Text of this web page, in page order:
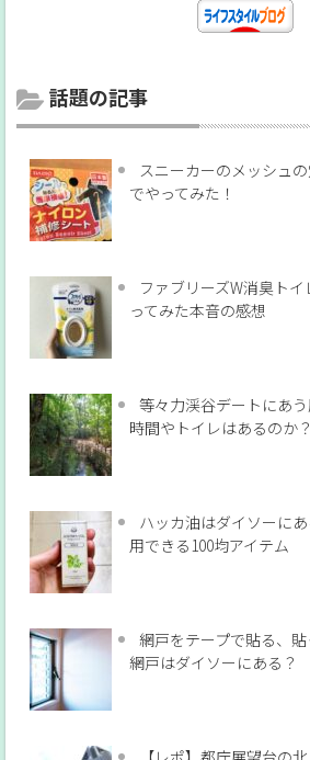
話題の記事
スニーカーのメッシュ
でやってみた！
ファブリーズW消臭ト
ってみた本音の感想
等々力渓谷デートにあ
時間やトイレはあるのか？
ハッカ油はダイソーに
用できる100均アイテム
網戸をテープで貼る、
網戸はダイソーにある？